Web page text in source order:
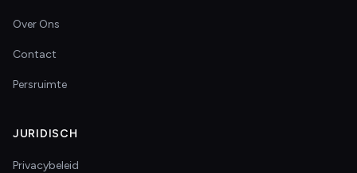
Over Ons
Contact
Persruimte
JURIDISCH
Privacybeleid